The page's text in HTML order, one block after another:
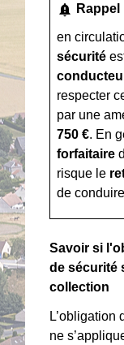
notification_important Rappel
en
sécurité
respecter
par une
750 €. En
forfaitaire
risque le
de
Savoir si
de sécurité
collection
L’obligation
ne